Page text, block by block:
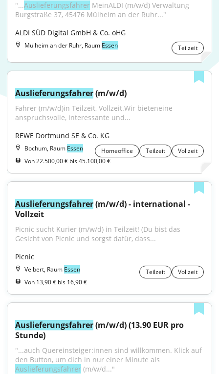
"...Auslieferungsfahrer MeinALDI (m/w/d) Verwaltung
Burgstraße 37, 45476 Mülheim an der Ruhr..."
ALDI SÜD Digital GmbH & Co. oHG
Mülheim an der Ruhr, Raum Essen Teilzeit
Auslieferungsfahrer (m/w/d)
Fahrer (m/w/d)in Teilzeit, Vollzeit.Wir bieteneine
anspruchsvolle, interessante und...
REWE Dortmund SE & Co. KG
Bochum, Raum Essen Homeoffice Teilzeit
Vollzeit
Von 22.500,00 € bis 45.100,00 €
Auslieferungsfahrer (m/w/d) - international -
Vollzeit
Picnic sucht Kurier (m/w/d) in Teilzeit! (Du bist das
Gesicht von Picnic und sorgst dafür, dass...
Picnic
Velbert, Raum Essen Teilzeit
Vollzeit
Von 13,90 € bis 16,90 €
Auslieferungsfahrer (m/w/d) (13.90 EUR pro
Stunde)
"...auch Quereinsteiger:innen sind willkommen. Klick auf
Auslieferungsfahrer (m/w/d..."